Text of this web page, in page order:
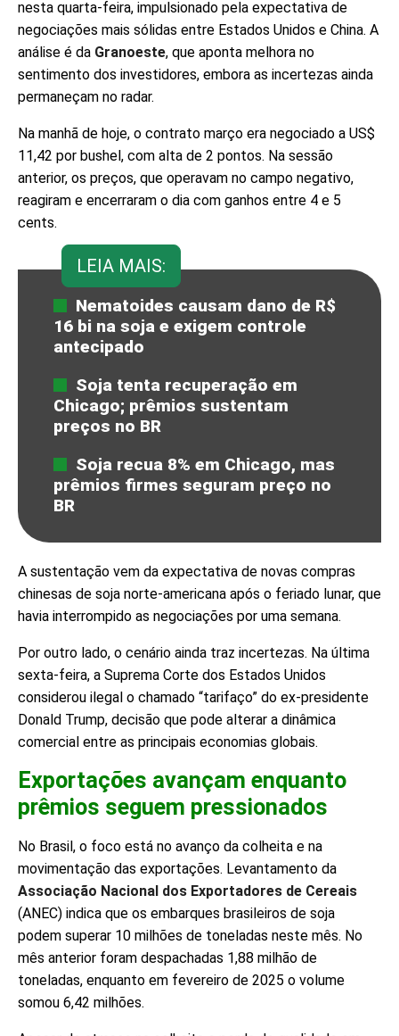
nesta quarta-feira, impulsionado pela expectativa de
negociações mais sólidas entre Estados Unidos e China. A
análise é da Granoeste, que aponta melhora no
sentimento dos investidores, embora as incertezas ainda
permaneçam no radar.
Na manhã de hoje, o contrato março era negociado a US$
11,42 por bushel, com alta de 2 pontos. Na sessão
anterior, os preços, que operavam no campo negativo,
reagiram e encerraram o dia com ganhos entre 4 e 5
cents.
LEIA MAIS:
Nematoides causam dano de R$
16 bi na soja e exigem controle
antecipado
Soja tenta recuperação em
Chicago; prêmios sustentam
preços no BR
Soja recua 8% em Chicago, mas
prêmios firmes seguram preço no
BR
A sustentação vem da expectativa de novas compras
chinesas de soja norte-americana após o feriado lunar, que
havia interrompido as negociações por uma semana.
Por outro lado, o cenário ainda traz incertezas. Na última
sexta-feira, a Suprema Corte dos Estados Unidos
considerou ilegal o chamado “tarifaço” do ex-presidente
Donald Trump, decisão que pode alterar a dinâmica
comercial entre as principais economias globais.
Exportações avançam enquanto
prêmios seguem pressionados
No Brasil, o foco está no avanço da colheita e na
movimentação das exportações. Levantamento da
Associação Nacional dos Exportadores de Cereais
(ANEC) indica que os embarques brasileiros de soja
podem superar 10 milhões de toneladas neste mês. No
mês anterior foram despachadas 1,88 milhão de
toneladas, enquanto em fevereiro de 2025 o volume
somou 6,42 milhões.